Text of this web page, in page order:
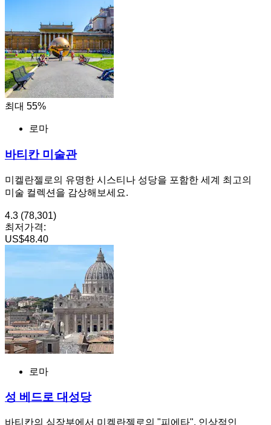
최대 55%
로마
바티칸 미술관
미켈란젤로의 유명한 시스티나 성당을 포함한 세계 최고의
미술 컬렉션을 감상해보세요.
4.3 (78,301)
최저가격:
US$48.40
로마
성 베드로 대성당
바티칸의 심장부에서 미켈란젤로의 "피에타", 인상적인